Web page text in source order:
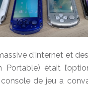
d’Internet et
Portable) était
de jeu a